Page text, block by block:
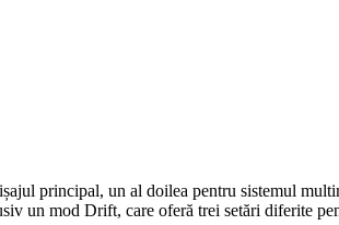
principal, un al doilea pentru sistemul
un mod Drift, care oferă trei setări diferite